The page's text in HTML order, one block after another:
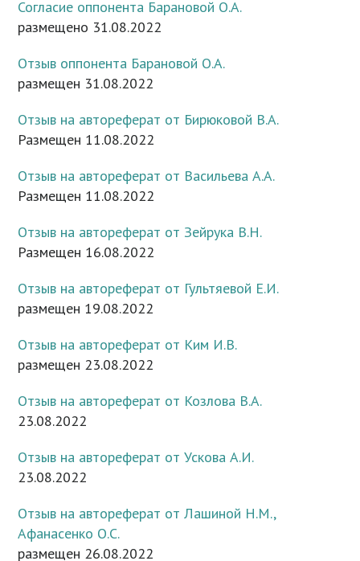
Согласие оппонента Барановой О.А.
размещено 31.08.2022
Отзыв оппонента Барановой О.А.
размещен 31.08.2022
Отзыв на автореферат от Бирюковой В.А.
Размещен 11.08.2022
Отзыв на автореферат от Васильева А.А.
Размещен 11.08.2022
Отзыв на автореферат от Зейрука В.Н.
Размещен 16.08.2022
Отзыв на автореферат от Гультяевой Е.И.
размещен 19.08.2022
Отзыв на автореферат от Ким И.В.
размещен 23.08.2022
Отзыв на автореферат от Козлова В.А.
23.08.2022
Отзыв на автореферат от Ускова А.И.
23.08.2022
Отзыв на автореферат от Лашиной Н.М.,
Афанасенко О.С.
размещен 26.08.2022